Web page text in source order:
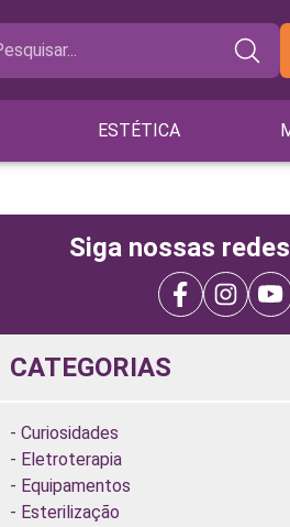
ESTÉTICA
Siga nossas
CATEGORIAS
Curiosidades
Eletroterapia
Equipamentos
Esterilização